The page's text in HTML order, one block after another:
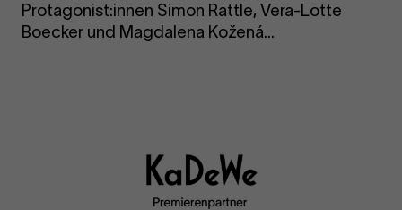
Protagonist:innen Simon Rattle, Vera-Lotte
Boecker und Magdalena Kožená...